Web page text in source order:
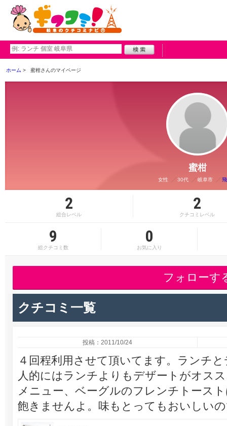
ホーム 蜜柑さんのマイページ
蜜柑
女性 30代 岐阜市
2
総合レベル
2
クチコミレベル
9
総クチコミ数
0
お気に入り
フォローす
クチコミ一覧
投稿：2011/10/24
４回程利用させて頂いてます。ランチ
人的にはランチよりもデザートがオス
メニュー、ベーグルのフレンチトース
飽きませんよ。味もとってもおいしい